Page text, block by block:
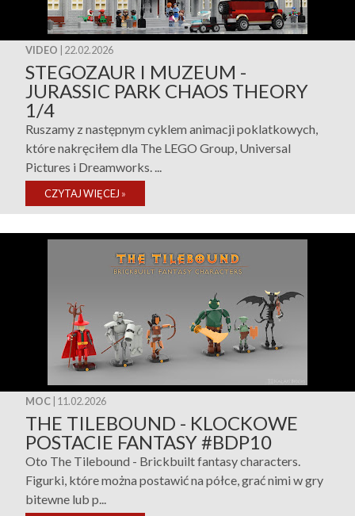
VIDEO | 22.02.2026
STEGOZAUR I MUZEUM -
JURASSIC PARK CHAOS THEORY
1/4
Ruszamy z następnym cyklem animacji poklatkowych,
które nakręciłem dla The LEGO Group, Universal
Pictures i Dreamworks. ...
CZYTAJ WIĘCEJ »
MOC | 11.02.2026
THE TILEBOUND - KLOCKOWE
POSTACIE FANTASY #BDP10
Oto The Tilebound - Brickbuilt fantasy characters.
Figurki, które można postawić na półce, grać nimi w gry
bitewne lub p...